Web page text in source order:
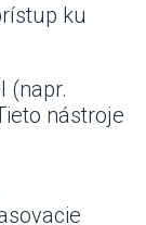
ku
(napr.
nástroje